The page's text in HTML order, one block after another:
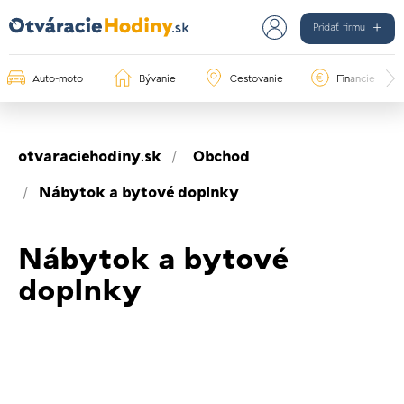
Pridať firmu
Auto-moto Bývanie Cestovanie Financie
otvaraciehodiny.sk Obchod
Nábytok a bytové doplnky
Nábytok a bytové
doplnky